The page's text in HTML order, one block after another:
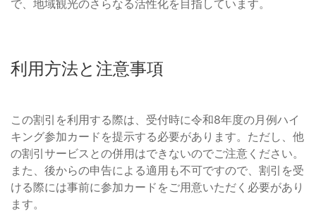
で、地域観光のさらなる活性化を目指しています。
利用方法と注意事項
この割引を利用する際は、受付時に令和8年度の月例ハイ
キング参加カードを提示する必要があります。ただし、他
の割引サービスとの併用はできないのでご注意ください。
また、後からの申告による適用も不可ですので、割引を受
ける際には事前に参加カードをご用意いただく必要があり
ます。